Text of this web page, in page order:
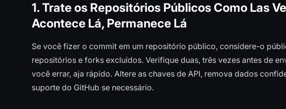
1. Trate os Repositórios Públicos Como Las
Acontece Lá, Permanece Lá
Se você fizer o commit em um repositório público, considere-o
repositórios e forks excluídos. Verifique duas, três vezes antes de
você errar, aja rápido. Altere as chaves de API, remova dados
suporte do GitHub se necessário.